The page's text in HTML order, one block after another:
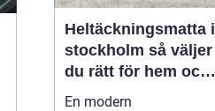
Heltäckningsmatta i
stockholm så väljer
du rätt för hem och
kontor
En modern